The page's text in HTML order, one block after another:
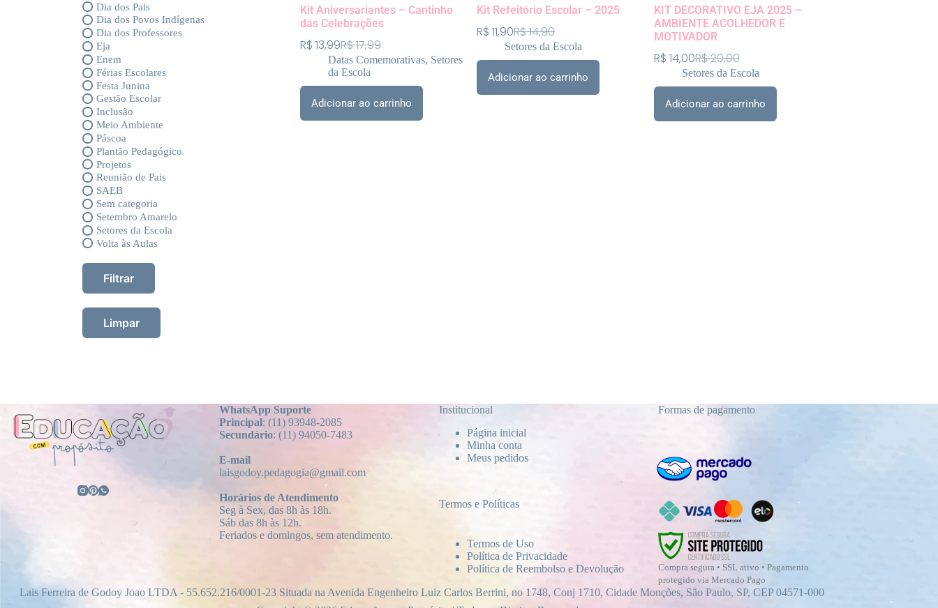
Dia dos Pais
Dia dos Povos Indígenas
Dia dos Professores
Eja
Enem
Férias Escolares
Festa Junina
Gestão Escolar
Inclusão
Meio Ambiente
Páscoa
Plantão Pedagógico
Projetos
Reunião de Pais
SAEB
Sem categoria
Setembro Amarelo
Setores da Escola
Volta às Aulas
Filtrar
Limpar
Kit Aniversariantes – Cantinho
das Celebrações
R$17,99
R$ 13,99
Datas Comemorativas, Setores
da Escola
Adicionar ao carrinho
Kit Refeitório Escolar – 2025
R$14,90
R$ 11,90
Setores da Escola
Adicionar ao carrinho
KIT DECORATIVO EJA 2025 –
AMBIENTE ACOLHEDOR E
MOTIVADOR
R$20,00
R$ 14,00
Setores da Escola
Adicionar ao carrinho
WhatsApp Suporte
Principal: (11) 93948-2085
Secundário: (11) 94050-7483
E-mail
laisgodoy.pedagogia@gmail.com
Horários de Atendimento
Seg à Sex, das 8h às 18h.
Sáb das 8h às 12h.
Feriados e domingos, sem atendimento.
Institucional
Página inicial
Minha conta
Meus pedidos
Termos e Políticas
Termos de Uso
Política de Privacidade
Política de Reembolso e Devolução
Formas de pagamento
Compra segura • SSL ativo • Pagamento
protegido via Mercado Pago
Lais Ferreira de Godoy Joao LTDA - 55.652.216/0001-23 Situada na Avenida Engenheiro Luiz Carlos Berrini, no 1748, Conj 1710, Cidade Monções, São Paulo, SP, CEP 04571-000